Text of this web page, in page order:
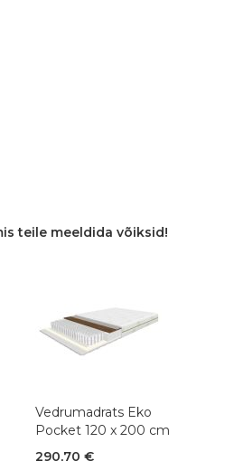
teile meeldida võiksid!
Vedrumadrats Eko
Pocket 120 x 200 cm
290,70 €